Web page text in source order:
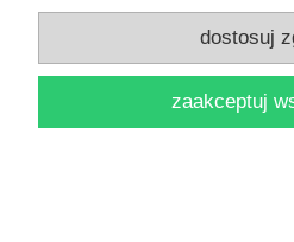
dostosuj
zaakceptuj